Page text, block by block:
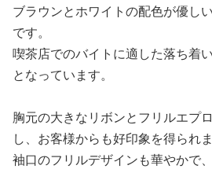
ブラウンとホワイトの配色が優し
です。
喫茶店でのバイトに適した落ち着
となっています。
胸元の大きなリボンとフリルエプ
し、お客様からも好印象を得られま
袖口のフリルデザインも華やかで